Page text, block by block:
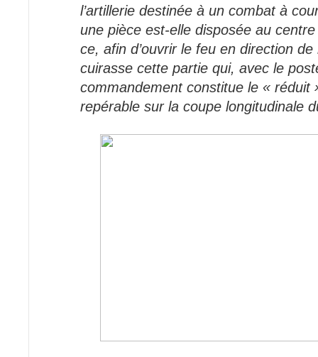
l’artillerie destinée à un combat à
une pièce est-elle disposée au
ce, afin d’ouvrir le feu en direction de
cuirasse cette partie qui, avec le
commandement constitue le « réduit
repérable sur la coupe longitudinale